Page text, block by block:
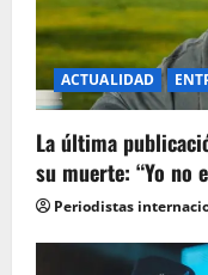
ACTUALIDAD
La última
su muerte: “Yo no
Periodistas